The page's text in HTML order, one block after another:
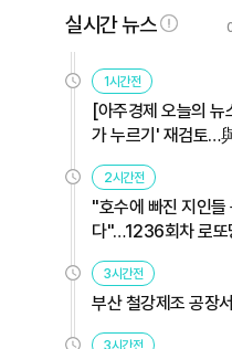
실시간 뉴스
1시간전
[아주경제 오늘의
가 누르기' 재검토…
外
2시간전
"호수에 빠진 지인들
다"…1236회차 로또
3시간전
부산 철강제조 공장
3시간전